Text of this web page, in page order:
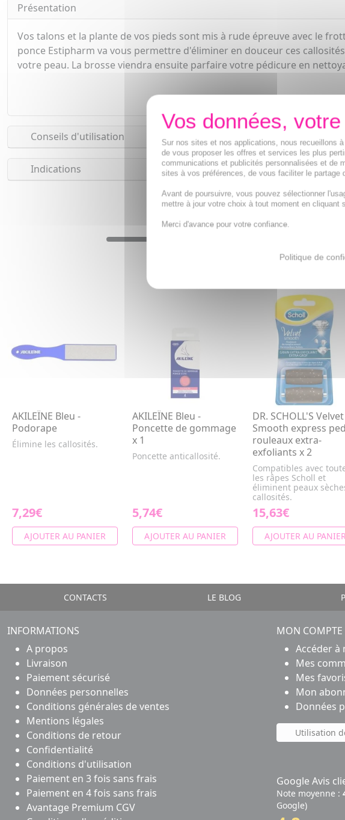
Présentation
Vos talons et la plante de vos pieds sont mis à rude épreuve avec le
ponce Estipharm va vous permettre d'éliminer en douceur ces
votre peau. La brosse viendra ensuite parfaire votre pédicure en
Conseils d'utilisation
Indications
AKILEÏNE Bleu -
Podorape
Élimine les callosités.
7,29€
AJOUTER AU PANIER
AKILEÏNE Bleu -
Poncette de gommage
x 1
Poncette anticallosité.
5,74€
AJOUTER AU PANIER
DR. SCHOLL'S Velvet
Smooth express
rouleaux extra-
exfoliants x 2
Compatibles avec
les râpes Scholl et
éliminent peaux
callosités.
15,63€
AJOUTER AU PANIER
CONTACTS LE BLOG
INFORMATIONS
A propos
Livraison
Paiement sécurisé
Données personnelles
Conditions générales de ventes
Mentions légales
Conditions de retour
Confidentialité
Conditions d'utilisation
Paiement en 3 fois sans frais
Paiement en 4 fois sans frais
Avantage Premium CGV
MON COMPTE
Accéder à
Mes
Mes
Mon
Données
Utilisation
Google Avis
Note moyenne :
Google)
Sur nos sites et nos applications, nous recueillons
de vous proposer les offres et services les plus
communications et publicités personnalisées et de
sites à vos préférences, de vous faciliter le
Avant de poursuivre, vous pouvez sélectionner
mettre à jour votre choix à tout moment en
Merci d'avance pour votre confiance.
Politique de